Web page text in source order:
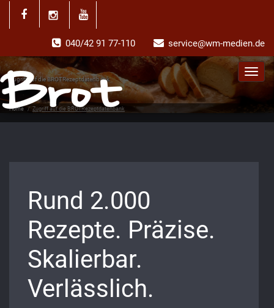
040/42 91 77-110 service@wm-medien.de
Zugriff auf die BROTRezeptdatenbank
Home / Zugriff auf die BROTRezeptdatenbank
Rund 2.000
Rezepte. Präzise.
Skalierbar.
Verlässlich.